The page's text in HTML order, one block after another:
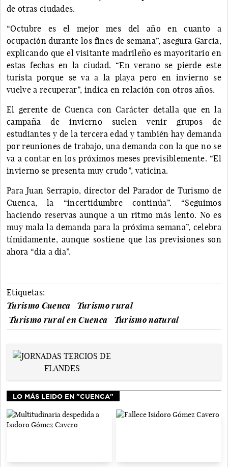
de otras ciudades.
“Octubre es el mejor mes del año en cuanto a
ocupación durante los fines de semana”, asegura García,
explicando que el visitante madrileño es mayoritario en
estas fechas en la ciudad. “En verano se pierde este
turista porque se va a la playa pero en invierno se
vuelve a recuperar”, indica en relación con otros años.
El gerente de Cuenca con Carácter detalla que en la
campaña de invierno suelen venir grupos de
estudiantes y de la tercera edad y también hay demanda
por reuniones de trabajo, una demanda con la que no se
va a contar en los próximos meses previsiblemente. “El
invierno se presenta muy crudo”, vaticina.
Para Juan Serrapio, director del Parador de Turismo de
Cuenca, la “incertidumbre continúa”. “Seguimos
haciendo reservas aunque a un ritmo más lento. No es
muy mala la demanda para la próxima semana”, celebra
tímidamente, aunque sostiene que las previsiones son
ahora “día a día”.
Etiquetas:
Turismo Cuenca
Turismo rural
Turismo rural en Cuenca
Turismo natural
LO MÁS LEIDO EN "CUENCA"